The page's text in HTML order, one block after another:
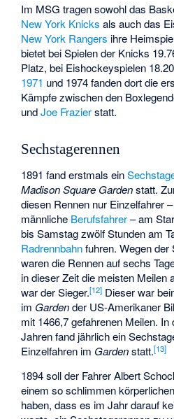
Im MSG tragen sowohl das
New York Knicks als auch das
New York Rangers ihre
bietet bei Spielen der Knicks
Platz, bei Eishockeyspielen
1971 und 1974fanden dort die
Kämpfe zwischen den
undJoe Frazierstatt.
Sechstagerennen
1891 fand erstmals ein
Madison Square Gardenstatt.
diesen Rennen nur Einzelfahrer
männliche Berufsfahrer– am
bis Samstag zwölf Stunden am
Radrennbahnfuhren. Wegen der
waren die Rennen auf sechs
in dieser Zeit die meisten Meilen
war der Sieger.[12] Dieser war
im Gardender US-Amerikaner
mit 1466,7 gefahrenen Meilen. In
Jahren fand jährlich ein
Einzelfahren im Gardenstatt.[13]
1894 soll der FahrerAlbert
einem so schlimmen
haben, dass es im Jahr darauf